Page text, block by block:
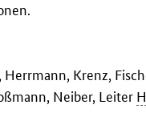
Herrmann, Krenz,
Neiber, Leiter